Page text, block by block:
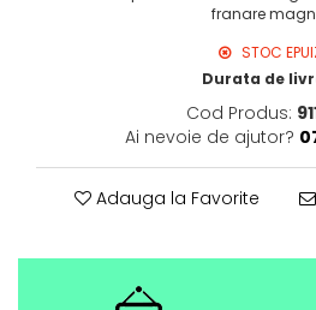
franare
STOC
Durata de
Cod Produs:
Ai nevoie de ajutor?
Adauga la Favorite